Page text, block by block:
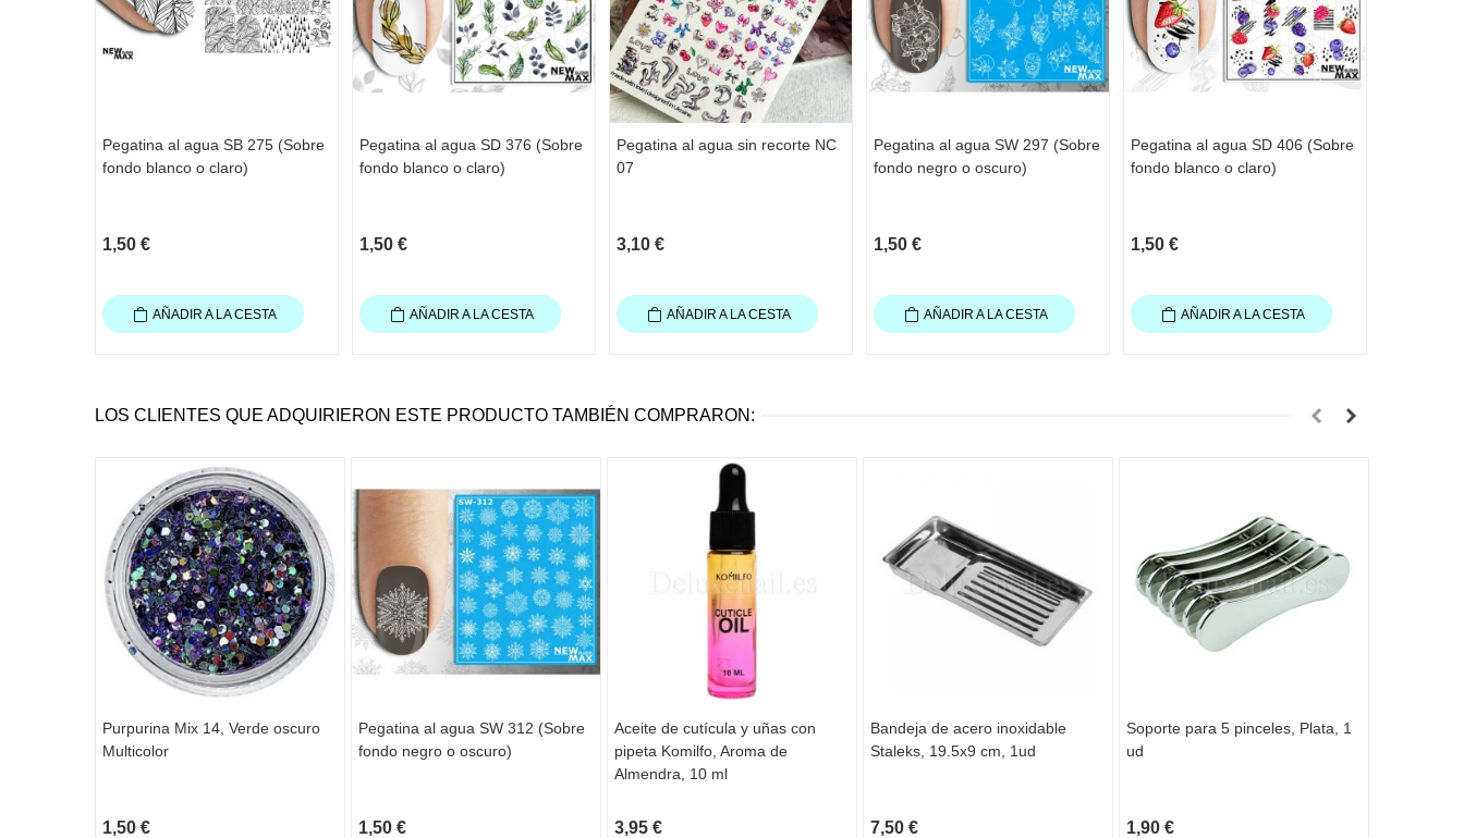
Pegatina al agua SB 275 (Sobre
fondo blanco o claro)
1,50 €
AÑADIR A LA CESTA
Pegatina al agua SD 376 (Sobre
fondo blanco o claro)
1,50 €
AÑADIR A LA CESTA
Pegatina al agua sin recorte NC
07
3,10 €
AÑADIR A LA CESTA
Pegatina al agua SW 297 (Sobre
fondo negro o oscuro)
1,50 €
AÑADIR A LA CESTA
Pegatina al agua SD 406 (Sobre
fondo blanco o claro)
1,50 €
AÑADIR A LA CESTA
LOS CLIENTES QUE ADQUIRIERON ESTE PRODUCTO TAMBIÉN COMPRARON:
Purpurina Mix 14, Verde oscuro
Multicolor
1,50 €
Pegatina al agua SW 312 (Sobre
fondo negro o oscuro)
1,50 €
Aceite de cutícula y uñas con
pipeta Komilfo, Aroma de
Almendra, 10 ml
3,95 €
Bandeja de acero inoxidable
Staleks, 19.5x9 cm, 1ud
7,50 €
Soporte para 5 pinceles, Plata, 1
ud
1,90 €